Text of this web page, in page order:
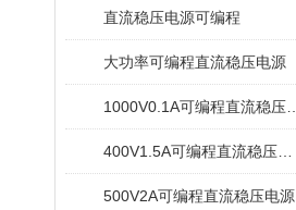
直流稳压电源可编程
大功率可编程直流稳压电源
500V2A可编程直流稳压电源